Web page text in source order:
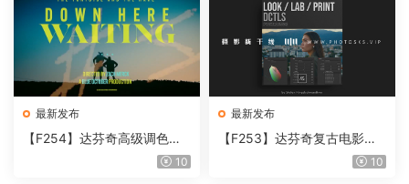
最新发布
【F254】达芬奇高级调色插
件 Contour V2.2.2 WinMac10
最新发布
【F253】达芬奇复古电影胶
片质感DCTL节点调色预设 M
10